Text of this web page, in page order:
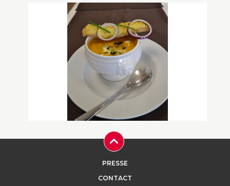
Velouté de potiron, lardons grillés et
PRESSE
CONTACT